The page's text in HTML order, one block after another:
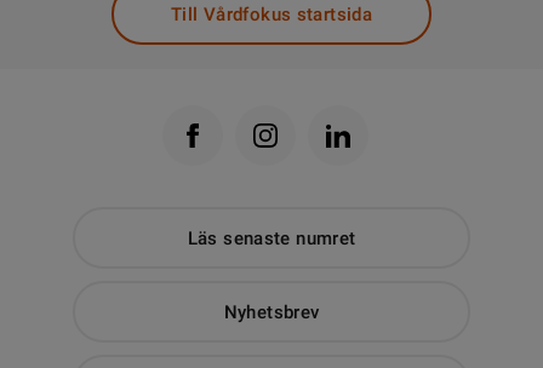
Till Vårdfokus startsida
Läs senaste numret
Nyhetsbrev